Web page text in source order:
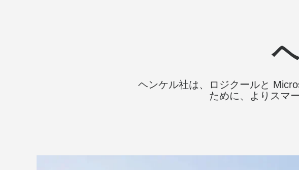
ヘンケル社は、ロジクールと
ために、よりスマ